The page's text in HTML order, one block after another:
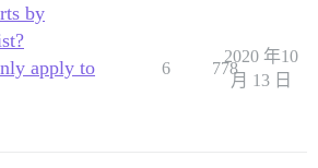
by
apply to
6 778
2020 年10
月 13 日